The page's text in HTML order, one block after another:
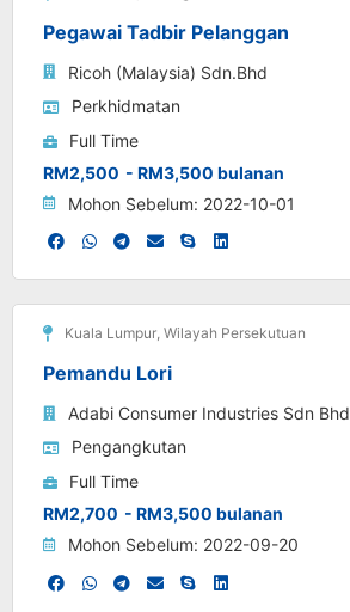
Pegawai Tadbir Pelanggan
Ricoh (Malaysia) Sdn.Bhd
Perkhidmatan
Full Time
RM2,500 - RM3,500 bulanan
Mohon Sebelum: 2022-10-01
Kuala Lumpur, Wilayah Persekutuan
Pemandu Lori
Adabi Consumer Industries Sdn Bhd
Pengangkutan
Full Time
RM2,700 - RM3,500 bulanan
Mohon Sebelum: 2022-09-20